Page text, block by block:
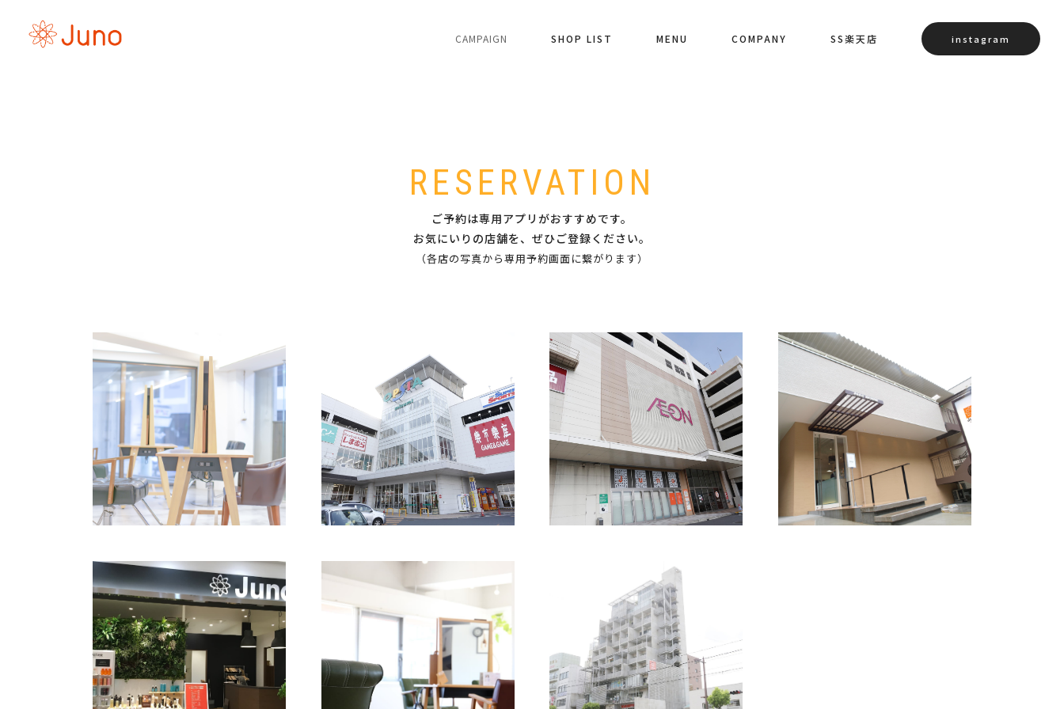
CAMPAIGN SHOP LIST MENU COMPANY SS楽天店 instagram
RESERVATION
ご予約は専用アプリがおすすめです。
お気にいりの店舗を、ぜひご登録ください。
（各店の写真から専用予約画面に繋がります）